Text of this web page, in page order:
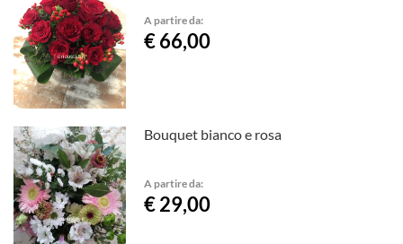
A partire da:
€ 66,00
Bouquet bianco e rosa
A partire da:
€ 29,00